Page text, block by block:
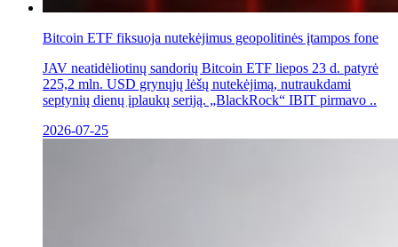
Bitcoin ETF fiksuoja nutekėjimus geopolitinės įtampos fone
JAV neatidėliotinų sandorių Bitcoin ETF liepos 23 d. patyrė
225,2 mln. USD grynųjų lėšų nutekėjimą, nutraukdami
septynių dienų įplaukų seriją. „BlackRock“ IBIT pirmavo ..
2026-07-25